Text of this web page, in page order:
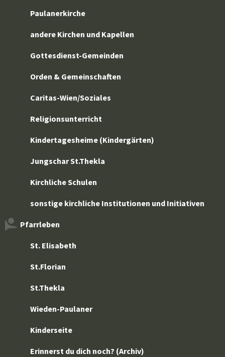
Paulanerkirche
andere Kirchen und Kapellen
Gottesdienst-Gemeinden
Orden & Gemeinschaften
Caritas-Wien/Soziales
Religionsunterricht
Kindertagesheime (Kindergärten)
Jungschar St.Thekla
Kirchliche Schulen
sonstige kirchliche Institutionen und Initiativen
Pfarrleben
St. Elisabeth
St.Florian
St.Thekla
Wieden-Paulaner
Kinderseite
Erinnerst du dich noch? (Archiv)